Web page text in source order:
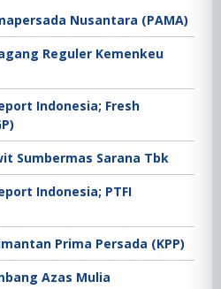
Nusantara (PAMA)
Reguler Kemenkeu
Indonesia; Fresh
Sumbermas Sarana Tbk
Indonesia; PTFI
Prima Persada (KPP)
Azas Mulia